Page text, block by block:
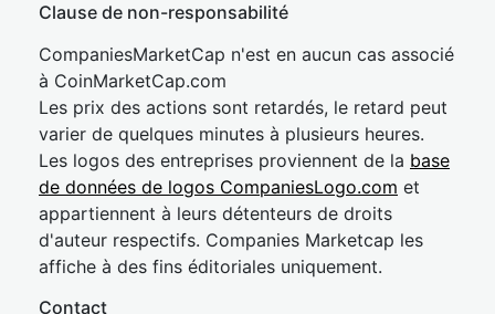
Clause de non-responsabilité
CompaniesMarketCap n'est en aucun cas associé
à CoinMarketCap.com
Les prix des actions sont retardés, le retard peut
varier de quelques minutes à plusieurs heures.
Les logos des entreprises proviennent de la base
de données de logos CompaniesLogo.com et
appartiennent à leurs détenteurs de droits
d'auteur respectifs. Companies Marketcap les
affiche à des fins éditoriales uniquement.
Contact